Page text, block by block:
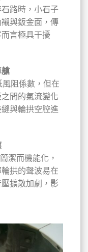
路時，小石子
與鈑金面，傳
言極具干擾
風阻係數，但在
間的氣流變化
與輪拱空腔進
潔而機能化，
拱的聲波易在
擴散加劇，影